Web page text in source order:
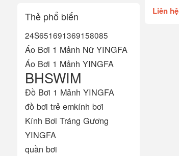
Thẻ phổ biến
24S651691369158085
Áo Bơi 1 Mảnh Nữ YINGFA
Áo Bơi 1 Mảnh YINGFA
BHSWIM
Đồ Bơi 1 Mảnh YINGFA
đồ bơi trẻ emkính bơi
Kính Bơi Tráng Gương
YINGFA
quần bơi
Liên